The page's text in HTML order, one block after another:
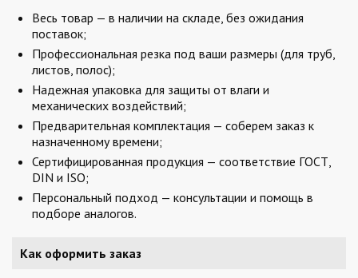
Весь товар — в наличии на складе, без ожидания
поставок;
Профессиональная резка под ваши размеры (для труб,
листов, полос);
Надежная упаковка для защиты от влаги и
механических воздействий;
Предварительная комплектация — соберем заказ к
назначенному времени;
Сертифицированная продукция — соответствие ГОСТ,
DIN и ISO;
Персональный подход — консультации и помощь в
подборе аналогов.
Как оформить заказ